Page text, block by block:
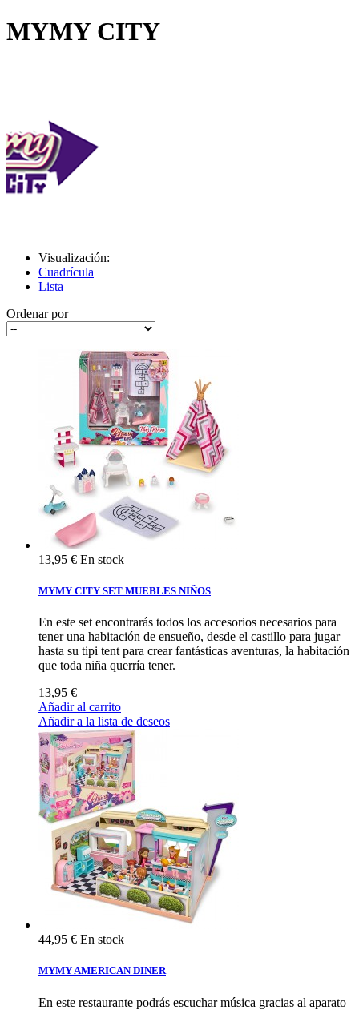
MYMY CITY
Visualización:
Cuadrícula
Lista
Ordenar por
13,95 € En stock
MYMY CITY SET MUEBLES NIÑOS
En este set encontrarás todos los accesorios necesarios para
tener una habitación de ensueño, desde el castillo para jugar
hasta su tipi tent para crear fantásticas aventuras, la habitación
que toda niña querría tener.
13,95 €
Añadir al carrito
Añadir a la lista de deseos
44,95 € En stock
MYMY AMERICAN DINER
En este restaurante podrás escuchar música gracias al aparato